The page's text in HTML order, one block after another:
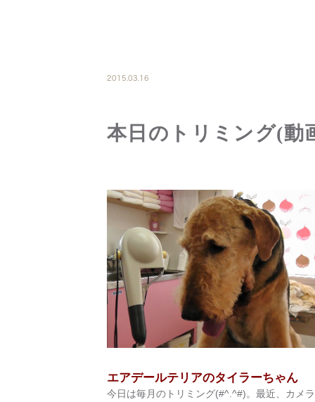
2015.03.16
本日のトリミング(動
エアデールテリアのタイラーちゃん
今日は毎月のトリミング(#^.^#)。最近、カメ